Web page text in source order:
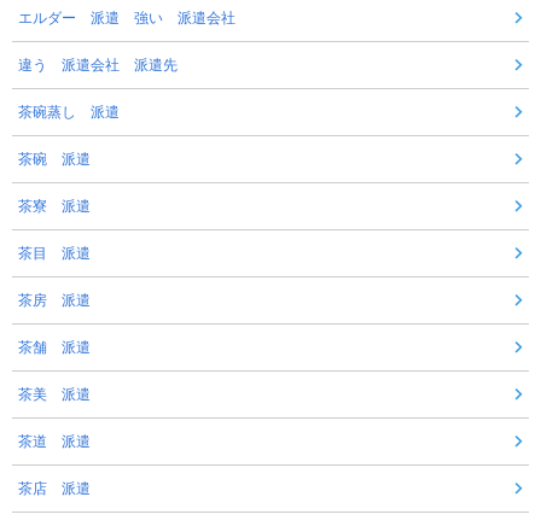
エルダー 派遣 強い 派遣会社
違う 派遣会社 派遣先
茶碗蒸し 派遣
茶碗 派遣
茶寮 派遣
茶目 派遣
茶房 派遣
茶舗 派遣
茶美 派遣
茶道 派遣
茶店 派遣